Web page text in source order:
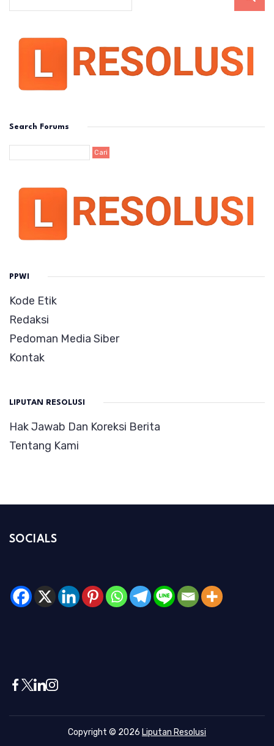
Search Forums
PPWI
Kode Etik
Redaksi
Pedoman Media Siber
Kontak
LIPUTAN RESOLUSI
Hak Jawab Dan Koreksi Berita
Tentang Kami
SOCIALS
Copyright © 2026 Liputan Resolusi